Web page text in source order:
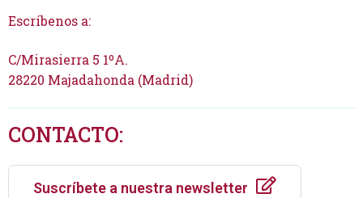
Escríbenos a:
C/Mirasierra 5 1ºA.
28220 Majadahonda (Madrid)
CONTACTO:
Suscríbete a nuestra newsletter